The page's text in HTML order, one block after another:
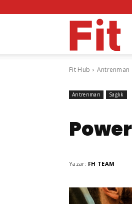
Fit Hub Antrenman
Antrenman Sağlık
Yazar: FH TEAM